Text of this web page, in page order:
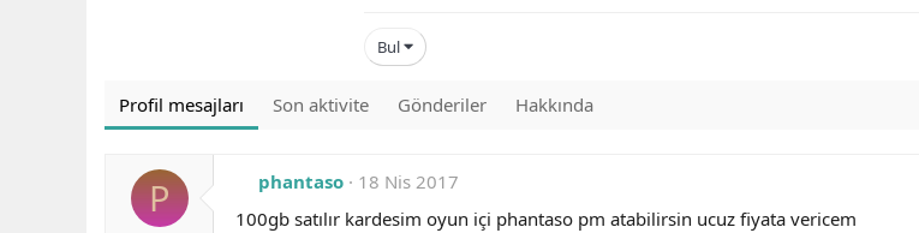
Bul
Profil mesajları Son aktivite Gönderiler Hakkında
P phantaso
18 Nis 2017
100gb satılır kardesim oyun içi phantaso pm atabilirsin ucuz fiyata vericem